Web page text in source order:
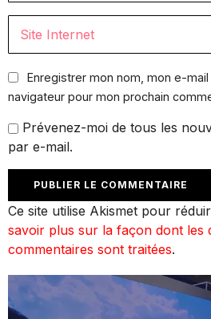
Enregistrer mon nom, mon e-
navigateur pour mon prochain
Prévenez-moi de tous les
par e-mail.
Ce site utilise Akismet pour
savoir plus sur la façon dont les
commentaires sont traitées.